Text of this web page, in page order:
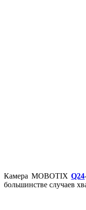
Камера MOBOTIXQ24
большинстве случаев